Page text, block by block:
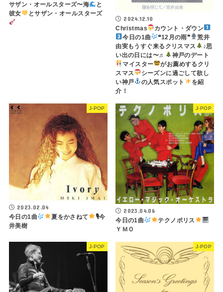
サザン・オールスターズ〜海
と
彼女
とサザン・オールスターズ
2024.12.10
Christmas
カウント・ダウン
今日の1曲
❝12月の雨❞
荒井
由実もうすぐ来るクリスマス
♪思
い出の日には〜♬
神戸のデート
マイスター
がお薦めするクリ
スマス
シーズンに過ごして欲し
い神戸
の人気スポット
を紹
介！
J-POP
2023.02.04
今日の1曲 夏をかさねて
🎙今
井美樹
J-POP
2023.04.06
今日の1曲
テクノポリス
ＹＭＯ
J-POP J-POP